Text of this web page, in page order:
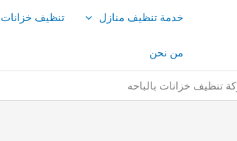
خدمة تنظيف منازل تنظيف خزانات
من نحن
تنظيف خزانات بالباحه